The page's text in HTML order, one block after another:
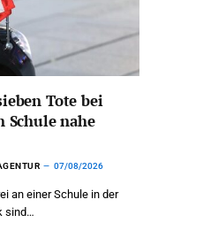
Tote bei
Schule nahe
07/08/2026
an einer Schule in der
sind…